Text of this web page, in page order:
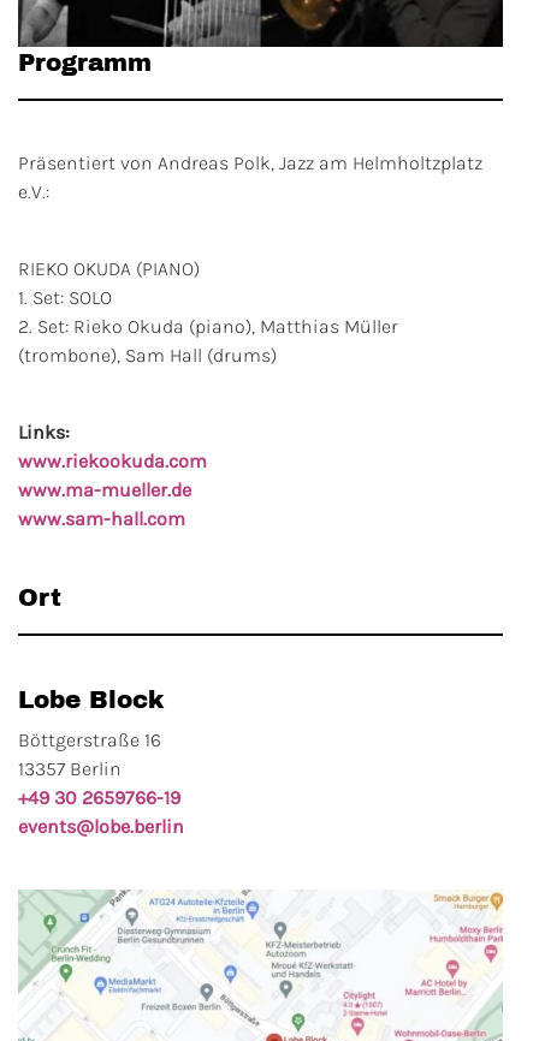
Programm
Präsentiert von Andreas Polk, Jazz am Helmholtzplatz
e.V.:
RIEKO OKUDA (PIANO)
1. Set: SOLO
2. Set: Rieko Okuda (piano), Matthias Müller
(trombone), Sam Hall (drums)
Links:
www.riekookuda.com
www.ma-mueller.de
www.sam-hall.com
Ort
Lobe Block
Böttgerstraße 16
13357 Berlin
+49 30 2659766-19
events@lobe.berlin